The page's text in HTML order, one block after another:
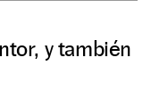
y también